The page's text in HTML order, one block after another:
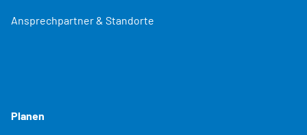
Ansprechpartner & Standorte
Planen